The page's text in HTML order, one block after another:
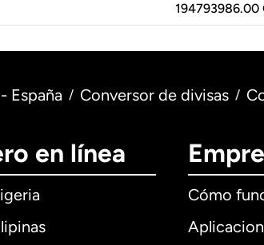
194793986.00
España / Conversor de divisas /
en línea
Cómo